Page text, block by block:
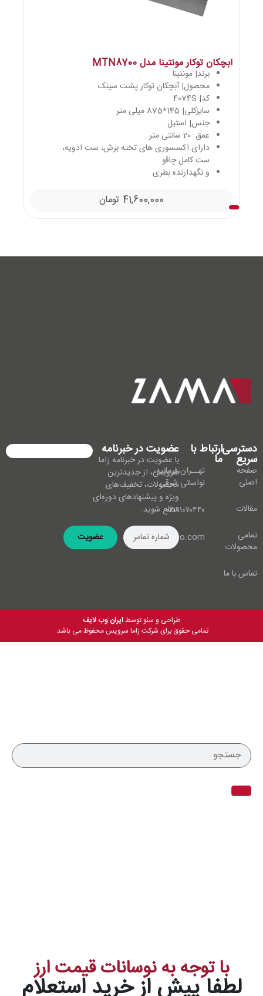
آبچکان توکار مونتینا مدل MTN8700
برند| مونتینا
محصول| آبچکان توکار پشت سینک
کد| 4074S
سایزکلی| 145*875 میلی متر
جنس| استیل
عمق: 20 سانتی متر
دارای اکسسوری های تخته برش، ست ادویه،
ست کامل چاقو
و نگهدارنده بطری
41,600,000 تومان
دسترسی
سریع
صفحه
اصلی
مقالات
تمامی
محصولات
تماس با ما
ارتباط با
ما
تهــران،فرمانیه،
لواسانی شرقی
۰۲۱۹۱۰۷۰۴۴۰
info@zamaco.com
عضویت در خبرنامه
با عضویت در خبرنامه زاما
سرویس، از جدیدترین
محصولات، تخفیف‌های
ویژه و پیشنهادهای دوره‌ای
مطلع شوید.
عضویت
طراحی و سئو توسطایران وب لایف
تمامی حقوق برای شرکت زاما سرویس محفوظ می باشد.
با توجه به نوسانات قیمت ارز
لطفا پیش از خرید استعلام